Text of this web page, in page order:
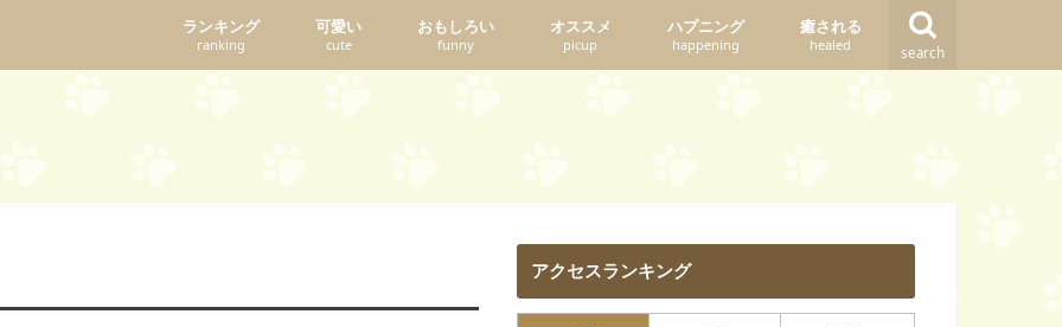
search
ランキング
ranking
可愛い
cute
おもしろい
funny
オススメ
picup
ハプニング
happening
癒される
healed
アクセスランキング